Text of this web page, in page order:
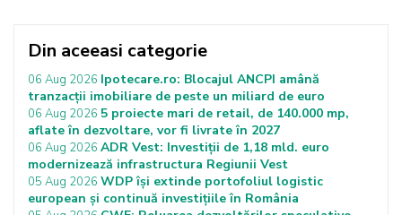
Din aceeasi categorie
06 Aug 2026 Ipotecare.ro: Blocajul ANCPI amână
tranzacții imobiliare de peste un miliard de euro
06 Aug 2026 5 proiecte mari de retail, de 140.000 mp,
aflate în dezvoltare, vor fi livrate în 2027
06 Aug 2026 ADR Vest: Investiții de 1,18 mld. euro
modernizează infrastructura Regiunii Vest
05 Aug 2026 WDP își extinde portofoliul logistic
european și continuă investițiile în România